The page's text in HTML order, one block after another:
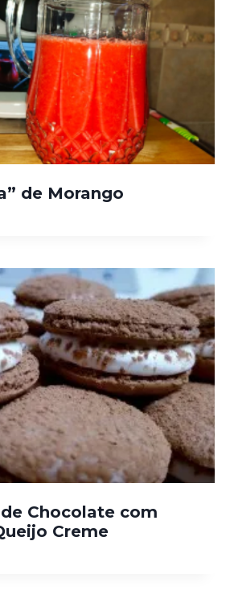
de Morango
Chocolate com
Creme